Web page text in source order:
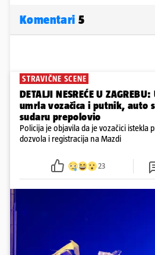
Komentari 5
STRAVIČNE SCENE
DETALJI NESREĆE U
umrla vozačica i putnik, auto
sudaru prepolovio
Policija je objavila da je vozačici istekla
dozvola i registracija na Mazdi
23